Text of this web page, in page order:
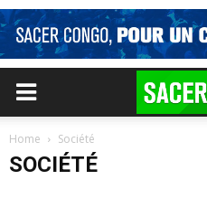
Home Société
SOCIÉTÉ